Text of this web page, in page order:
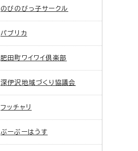
のびのびっ子サークル
パプリカ
肥田町ワイワイ倶楽部
深伊沢地域づくり協議会
フッチャリ
ぶーぶーはうす